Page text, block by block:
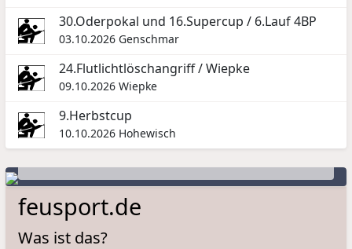
30.Oderpokal und 16.Supercup / 6.Lauf 4BP
03.10.2026 Genschmar
24.Flutlichtlöschangriff / Wiepke
09.10.2026 Wiepke
9.Herbstcup
10.10.2026 Hohewisch
Kreisbestenermittlung Landkreis Rostock
Beselin/Gnoien · 01.07.2023
feusport.de
Was ist das?